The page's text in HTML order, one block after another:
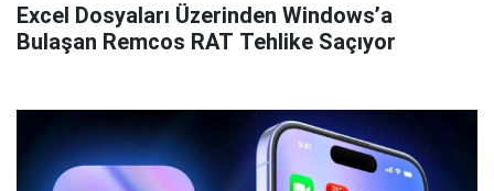
Excel Dosyaları Üzerinden Windows’a
Bulaşan Remcos RAT Tehlike Saçıyor